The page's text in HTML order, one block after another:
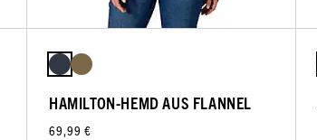
HAMILTON-HEMD AUS FLANNEL
69,99 €